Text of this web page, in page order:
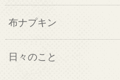
布ナプキン
日々のこと